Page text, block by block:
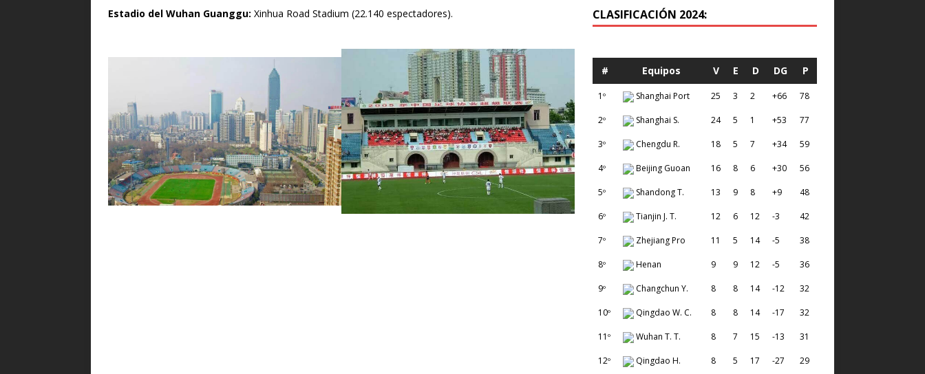
Estadio del Wuhan Guanggu: Xinhua Road Stadium (22.140 espectadores). CLASIFICACIÓN 2024:
# Equipos V E D DG P
1º Shanghai Port 25 3 2 +66 78
2º Shanghai S. 24 5 1 +53 77
3º Chengdu R. 18 5 7 +34 59
4º Beijing Guoan 16 8 6 +30 56
5º Shandong T. 13 9 8 +9 48
6º Tianjin J. T. 12 6 12 -3 42
7º Zhejiang Pro 11 5 14 -5 38
8º Henan 9 9 12 -5 36
9º Changchun Y. 8 8 14 -12 32
10º Qingdao W. C. 8 8 14 -17 32
11º Wuhan T. T. 8 7 15 -13 31
12º Qingdao H. 8 5 17 -27 29